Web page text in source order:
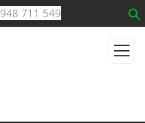
948 711 549